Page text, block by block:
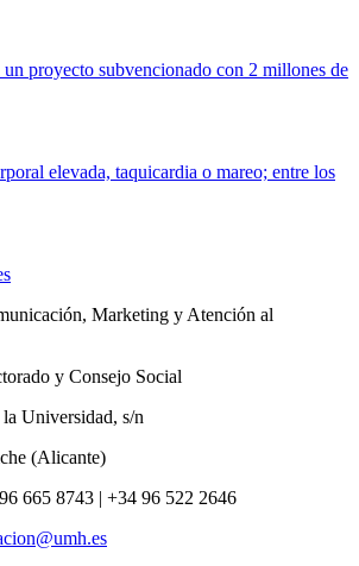
proyecto subvencionado con 2 millones de
elevada, taquicardia o mareo; entre los
Marketing y Atención al
y Consejo Social
Universidad, s/n
(Alicante)
665 8743 | +34 96 522 2646